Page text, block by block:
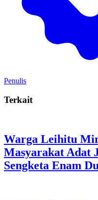
Penulis
Terkait
Warga Leihitu
Masyarakat Adat
Sengketa Enam